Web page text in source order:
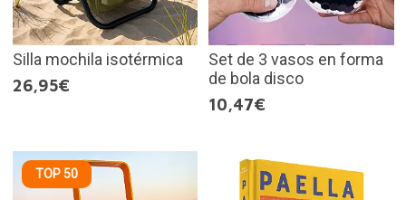
Silla mochila isotérmica
26,95€
Set de 3 vasos en forma
de bola disco
10,47€
TOP 50